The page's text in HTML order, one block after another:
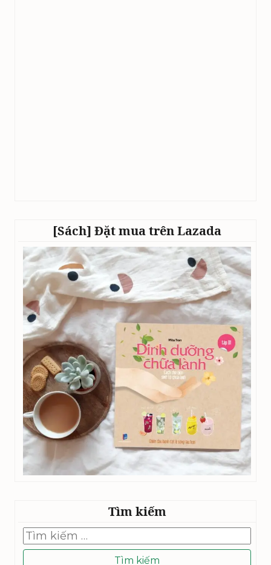
[Sách] Đặt mua trên Lazada
Tìm kiếm
Tìm
kiếm
cho: